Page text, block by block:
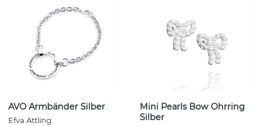
AVO Armbänder Silber
Efva Attling
Mini Pearls Bow Ohrring
Silber